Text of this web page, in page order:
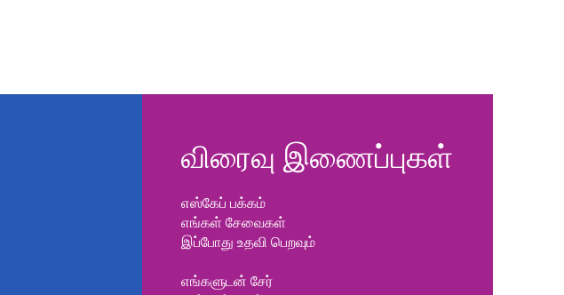
விரைவு இணைப்புகள்
எஸ்கேப் பக்கம்
எங்கள் சேவைகள்
இப்போது உதவி பெறவும்
எங்களுடன் சேர்